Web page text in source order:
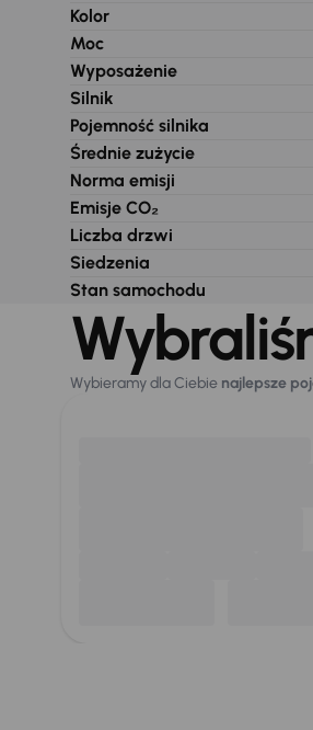
Kolor
Moc
Wyposażenie
Silnik
Pojemność silnika
Średnie zużycie
Norma emisji
Emisje CO₂
Liczba drzwi
Siedzenia
Stan samochodu
Wybieramy dla Ciebie najlepsze